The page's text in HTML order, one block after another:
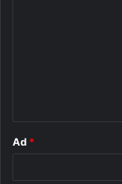
Ad *